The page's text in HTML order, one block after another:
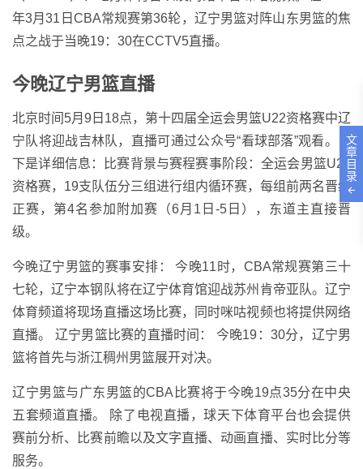
年3月31日CBA常规赛第36轮，辽宁男篮对阵山东男篮的焦
点之战于当晚19：30在CCTV5直播。
今晚辽宁男篮直播
北京时间5月9日18点，第十四届全运会男篮U22资格赛中辽
宁队将迎战吉林队，直播可通过公众号“看球部落”观看。以
下是详细信息：比赛背景与赛程赛事阶段：全运会男篮U22
资格赛，19支队伍分三组进行组内循环赛，每组前两名晋级
正赛，第4名参加附加赛（6月1日-5日），东道主直接晋
级。
今晚辽宁男篮的赛事安排： 今晚11时，CBA常规赛第三十
七轮，辽宁本钢队将在辽宁体育馆迎战苏州肯帝亚队。辽宁
体育频道将现场直播这场比赛，同时咪咕视频也将提供网络
直播。 辽宁男篮比赛的直播时间： 今晚19：30分，辽宁男
篮将首先与浙江稠州男篮展开对决。
辽宁男篮与广东男篮的CBA比赛将于今晚19点35分在中央
五套频道直播。 除了电视直播，球天下体育平台也会提供
赛前分析、比赛前瞻以及文字直播、动画直播、实时比分等
服务。
文
章
目
录